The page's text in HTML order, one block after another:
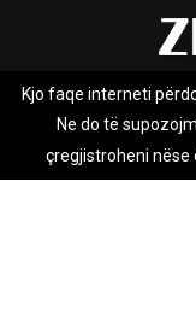
Rreth nesh
Zhurnal.mk është
Kjo faqe interneti
Ne do të
çregjistroheni nëse